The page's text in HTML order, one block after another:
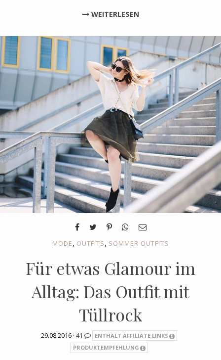
WEITERLESEN
MODE, OUTFITS, SOMMER OUTFITS
Für etwas Glamour im
Alltag: Das Outfit mit
Tüllrock
29.08.2016 · 41
ENTHÄLT AFFILIATE LINKS
PRODUKTEMPFEHLUNG